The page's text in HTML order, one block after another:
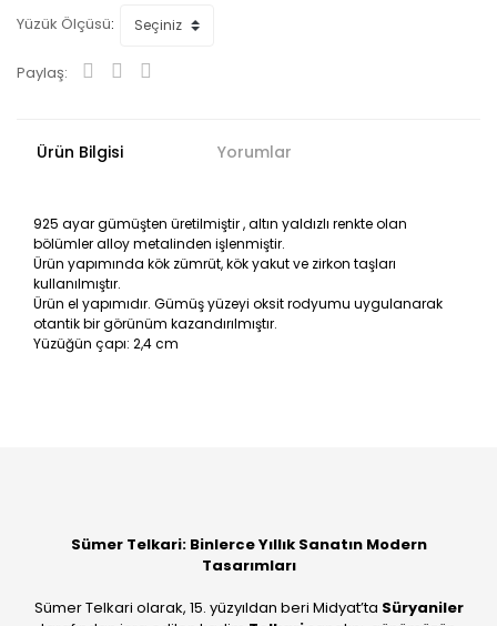
Yüzük Ölçüsü
Paylaş:
Ürün Bilgisi Yorumlar
925 ayar gümüşten üretilmiştir , altın yaldızlı renkte olan
bölümler alloy metalinden işlenmiştir.
Ürün yapımında kök zümrüt, kök yakut ve zirkon taşları
kullanılmıştır.
Ürün el yapımıdır. Gümüş yüzeyi oksit rodyumu uygulanarak
otantik bir görünüm kazandırılmıştır.
Yüzüğün çapı: 2,4 cm
Sümer Telkari: Binlerce Yıllık Sanatın Modern
Tasarımları
Sümer Telkari olarak, 15. yüzyıldan beri Midyat’ta Süryaniler